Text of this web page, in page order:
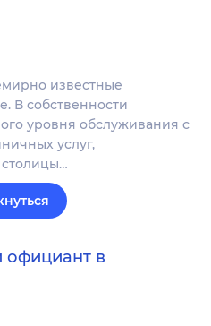
известные
В собственности
уровня обслуживания с
услуг,
в